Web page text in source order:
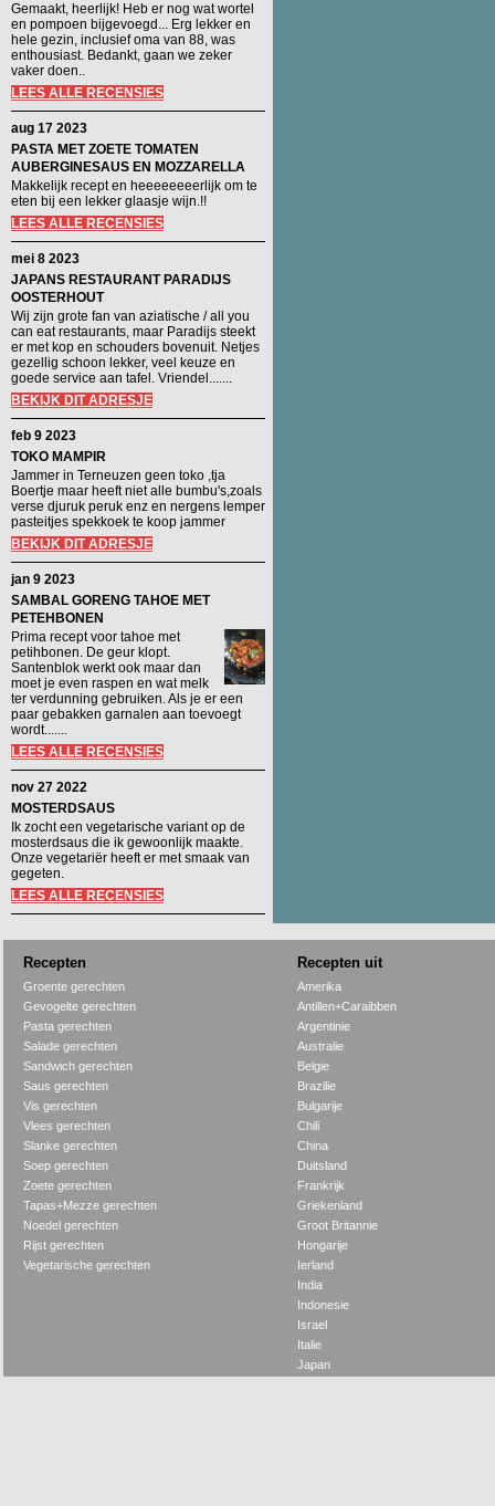
Gemaakt, heerlijk! Heb er nog wat wortel
en pompoen bijgevoegd... Erg lekker en
hele gezin, inclusief oma van 88, was
enthousiast. Bedankt, gaan we zeker
vaker doen..
LEES ALLE RECENSIES
aug 17 2023
PASTA MET ZOETE TOMATEN
AUBERGINESAUS EN MOZZARELLA
Makkelijk recept en heeeeeeeerlijk om te
eten bij een lekker glaasje wijn.!!
LEES ALLE RECENSIES
mei 8 2023
JAPANS RESTAURANT PARADIJS
OOSTERHOUT
Wij zijn grote fan van aziatische / all you
can eat restaurants, maar Paradijs steekt
er met kop en schouders bovenuit. Netjes
gezellig schoon lekker, veel keuze en
goede service aan tafel. Vriendel.......
BEKIJK DIT ADRESJE
feb 9 2023
TOKO MAMPIR
Jammer in Terneuzen geen toko ,tja
Boertje maar heeft niet alle bumbu's,zoals
verse djuruk peruk enz en nergens lemper
pasteitjes spekkoek te koop jammer
BEKIJK DIT ADRESJE
jan 9 2023
SAMBAL GORENG TAHOE MET
PETEHBONEN
Prima recept voor tahoe met
petihbonen. De geur klopt.
Santenblok werkt ook maar dan
moet je even raspen en wat melk
ter verdunning gebruiken. Als je er een
paar gebakken garnalen aan toevoegt
wordt.......
LEES ALLE RECENSIES
nov 27 2022
MOSTERDSAUS
Ik zocht een vegetarische variant op de
mosterdsaus die ik gewoonlijk maakte.
Onze vegetariër heeft er met smaak van
gegeten.
LEES ALLE RECENSIES
Recepten Recepten uit
Groente gerechten
Gevogelte gerechten
Pasta gerechten
Salade gerechten
Sandwich gerechten
Saus gerechten
Vis gerechten
Vlees gerechten
Slanke gerechten
Soep gerechten
Zoete gerechten
Tapas+Mezze gerechten
Noedel gerechten
Rijst gerechten
Vegetarische gerechten
Amerika
Antillen+Caraibben
Argentinie
Australie
Belgie
Brazilie
Bulgarije
Chili
China
Duitsland
Frankrijk
Griekenland
Groot Britannie
Hongarije
Ierland
India
Indonesie
Israel
Italie
Japan